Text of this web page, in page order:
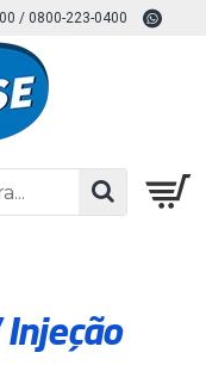
/ 0800-223-0400